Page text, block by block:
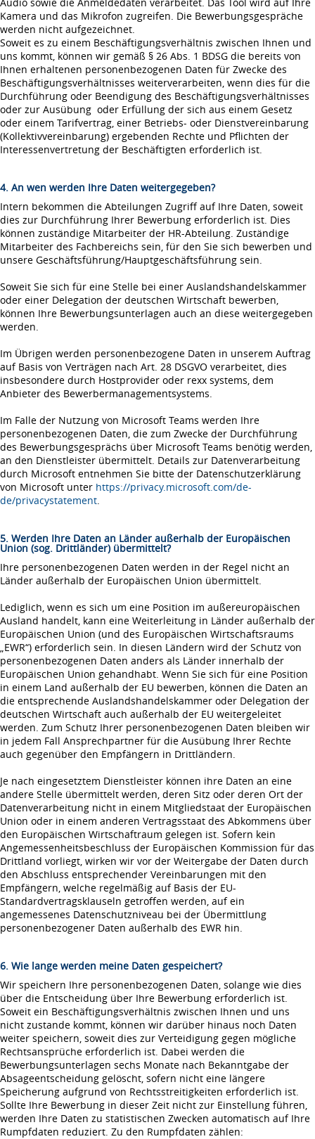
Kamera und das Mikrofon zugreifen. Die Bewerbungsgespräche
werden nicht aufgezeichnet.
Soweit es zu einem Beschäftigungsverhältnis zwischen Ihnen und
uns kommt, können wir gemäß § 26 Abs. 1 BDSG die bereits von
Ihnen erhaltenen personenbezogenen Daten für Zwecke des
Beschäftigungsverhältnisses weiterverarbeiten, wenn dies für die
Durchführung oder Beendigung des Beschäftigungsverhältnisses
oder zur Ausübung oder Erfüllung der sich aus einem Gesetz
oder einem Tarifvertrag, einer Betriebs- oder Dienstvereinbarung
(Kollektivvereinbarung) ergebenden Rechte und Pflichten der
Interessenvertretung der Beschäftigten erforderlich ist.
4. An wen werden Ihre Daten weitergegeben?
Intern bekommen die Abteilungen Zugriff auf Ihre Daten, soweit
dies zur Durchführung Ihrer Bewerbung erforderlich ist. Dies
können zuständige Mitarbeiter der HR-Abteilung. Zuständige
Mitarbeiter des Fachbereichs sein, für den Sie sich bewerben und
unsere Geschäftsführung/Hauptgeschäftsführung sein.
Soweit Sie sich für eine Stelle bei einer Auslandshandelskammer
oder einer Delegation der deutschen Wirtschaft bewerben,
können Ihre Bewerbungsunterlagen auch an diese weitergegeben
werden.
Im Übrigen werden personenbezogene Daten in unserem Auftrag
auf Basis von Verträgen nach Art. 28 DSGVO verarbeitet, dies
insbesondere durch Hostprovider oder rexx systems, dem
Anbieter des Bewerbermanagementsystems.
Im Falle der Nutzung von Microsoft Teams werden Ihre
personenbezogenen Daten, die zum Zwecke der Durchführung
des Bewerbungsgesprächs über Microsoft Teams benötig werden,
an den Dienstleister übermittelt. Details zur Datenverarbeitung
durch Microsoft entnehmen Sie bitte der Datenschutzerklärung
von Microsoft unter https://privacy.microsoft.com/de-
de/privacystatement.
5. Werden Ihre Daten an Länder außerhalb der Europäischen
Union (sog. Drittländer) übermittelt?
Ihre personenbezogenen Daten werden in der Regel nicht an
Länder außerhalb der Europäischen Union übermittelt.
Lediglich, wenn es sich um eine Position im außereuropäischen
Ausland handelt, kann eine Weiterleitung in Länder außerhalb der
Europäischen Union (und des Europäischen Wirtschaftsraums
„EWR“) erforderlich sein. In diesen Ländern wird der Schutz von
personenbezogenen Daten anders als Länder innerhalb der
Europäischen Union gehandhabt. Wenn Sie sich für eine Position
in einem Land außerhalb der EU bewerben, können die Daten an
die entsprechende Auslandshandelskammer oder Delegation der
deutschen Wirtschaft auch außerhalb der EU weitergeleitet
werden. Zum Schutz Ihrer personenbezogenen Daten bleiben wir
in jedem Fall Ansprechpartner für die Ausübung Ihrer Rechte
auch gegenüber den Empfängern in Drittländern.
Je nach eingesetztem Dienstleister können ihre Daten an eine
andere Stelle übermittelt werden, deren Sitz oder deren Ort der
Datenverarbeitung nicht in einem Mitgliedstaat der Europäischen
Union oder in einem anderen Vertragsstaat des Abkommens über
den Europäischen Wirtschaftraum gelegen ist. Sofern kein
Angemessenheitsbeschluss der Europäischen Kommission für das
Drittland vorliegt, wirken wir vor der Weitergabe der Daten durch
den Abschluss entsprechender Vereinbarungen mit den
Empfängern, welche regelmäßig auf Basis der EU-
Standardvertragsklauseln getroffen werden, auf ein
angemessenes Datenschutzniveau bei der Übermittlung
personenbezogener Daten außerhalb des EWR hin.
6. Wie lange werden meine Daten gespeichert?
Wir speichern Ihre personenbezogenen Daten, solange wie dies
über die Entscheidung über Ihre Bewerbung erforderlich ist.
Soweit ein Beschäftigungsverhältnis zwischen Ihnen und uns
nicht zustande kommt, können wir darüber hinaus noch Daten
weiter speichern, soweit dies zur Verteidigung gegen mögliche
Rechtsansprüche erforderlich ist. Dabei werden die
Bewerbungsunterlagen sechs Monate nach Bekanntgabe der
Absageentscheidung gelöscht, sofern nicht eine längere
Speicherung aufgrund von Rechtsstreitigkeiten erforderlich ist.
Sollte Ihre Bewerbung in dieser Zeit nicht zur Einstellung führen,
werden Ihre Daten zu statistischen Zwecken automatisch auf Ihre
Rumpfdaten reduziert. Zu den Rumpfdaten zählen: